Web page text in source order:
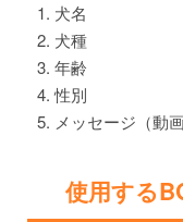
犬名
犬種
年齢
性別
メッセージ（動
使用する